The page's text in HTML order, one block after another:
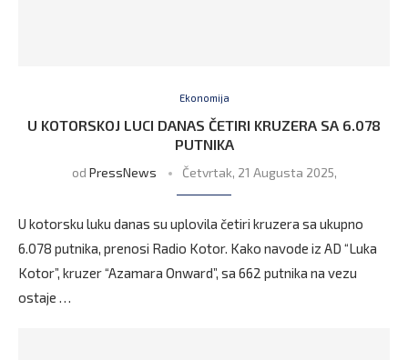
Ekonomija
U KOTORSKOJ LUCI DANAS ČETIRI KRUZERA SA 6.078
PUTNIKA
od PressNews Četvrtak, 21 Augusta 2025,
U kotorsku luku danas su uplovila četiri kruzera sa ukupno
6.078 putnika, prenosi Radio Kotor. Kako navode iz AD “Luka
Kotor”, kruzer “Azamara Onward”, sa 662 putnika na vezu
ostaje …